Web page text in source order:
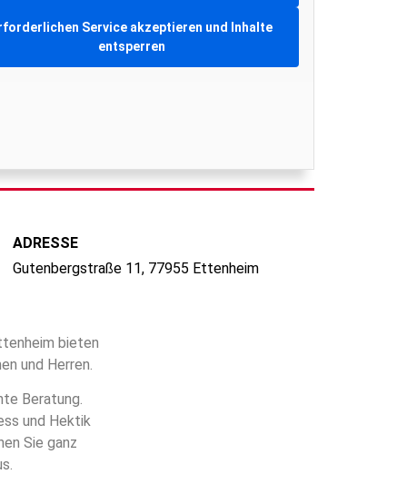
Service akzeptieren und Inhalte
entsperren
ADRESSE
Gutenbergstraße 11, 77955 Ettenheim
bieten
und Herren.
Beratung.
und Hektik
Sie ganz